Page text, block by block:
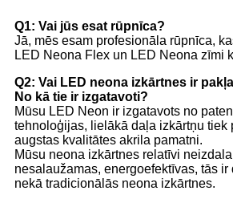
Q1: Vai jūs esat rūpnīca?
Jā, mēs esam profesionāla rūpnīca,
LED Neona Flex un LED Neona zīmi
Q2: Vai LED neona izkārtnes ir
No kā tie ir izgatavoti?
Mūsu LED Neon ir izgatavots no
tehnoloģijas, lielākā daļa izkārtņu tiek
augstas kvalitātes akrila pamatni.
Mūsu neona izkārtnes relatīvi
nesalaužamas, energoefektīvas, tās
nekā tradicionālās neona izkārtnes.